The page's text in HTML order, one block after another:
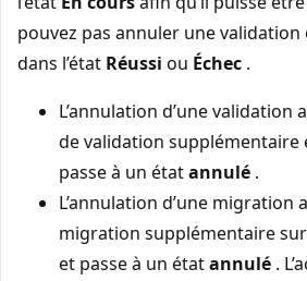
pouvez pas annuler une
dans l’état Réussi ou Échec .
L’annulation d’une validation
de validation supplémentaire
passe à un étatannulé .
L’annulation d’une migration
migration supplémentaire
et passe à un étatannulé .